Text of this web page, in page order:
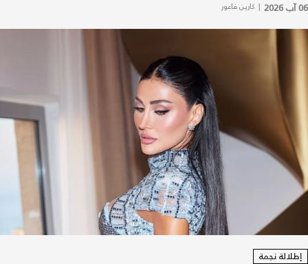
06 آب 2026 | كارين فاعور
إطلالة نجمة